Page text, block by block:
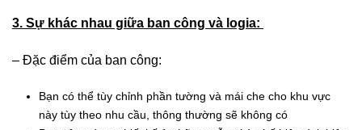
3. Sự khác nhau giữa ban công và logia:
– Đặc điểm của ban công:
Bạn có thể tùy chỉnh phần tường và mái che cho khu vực
này tùy theo nhu cầu, thông thường sẽ không có